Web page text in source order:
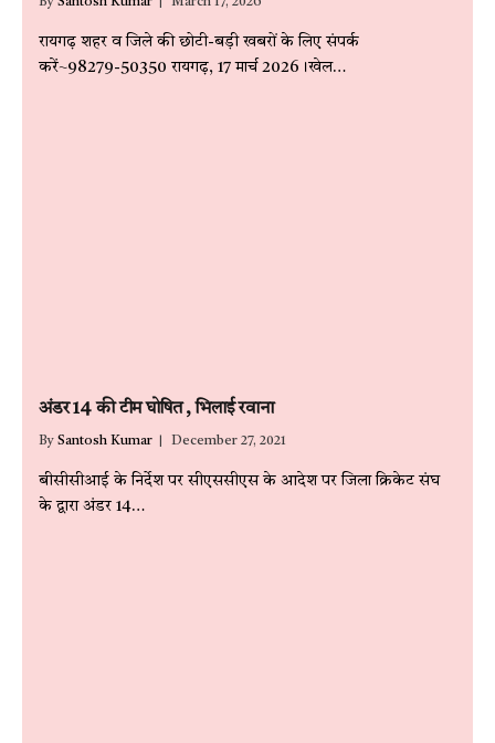
रायगढ़ शहर व जिले की छोटी-बड़ी खबरों के लिए संपर्क
करें~98279-50350 रायगढ़, 17 मार्च 2026।खेल…
अंडर 14 की टीम घोषित , भिलाई रवाना
By Santosh Kumar December 27, 2021
बीसीसीआई के निर्देश पर सीएससीएस के आदेश पर जिला क्रिकेट संघ
के द्वारा अंडर 14…